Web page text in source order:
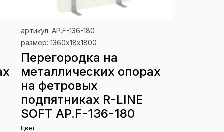
артикул: AP.F-136-180
размер: 1360х18х1800
Перегородка на
металлических опорах
на фетровых
подпятниках R-LINE
SOFT AP.F-136-180
Цвет